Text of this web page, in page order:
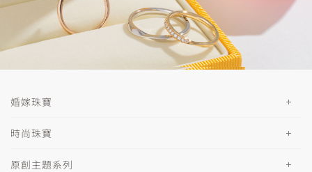
婚嫁珠寶
時尚珠寶
原創主題系列